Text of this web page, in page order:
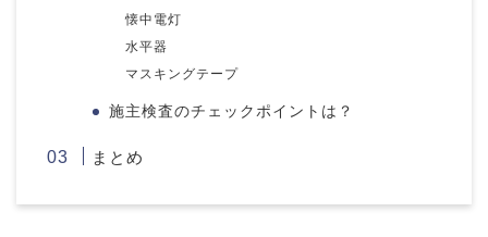
懐中電灯
水平器
マスキングテープ
施主検査のチェックポイントは？
まとめ